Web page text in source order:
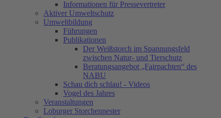
Informationen für Pressevertreter
Aktiver Umweltschutz
Umweltbildung
Führungen
Publikationen
Der Weißstorch im Spannungsfeld
zwischen Natur- und Tierschutz
Beratungsangebot „Fairpachten“ des
NABU
Schau dich schlau! - Videos
Vogel des Jahres
Veranstaltungen
Loburger Storchennester